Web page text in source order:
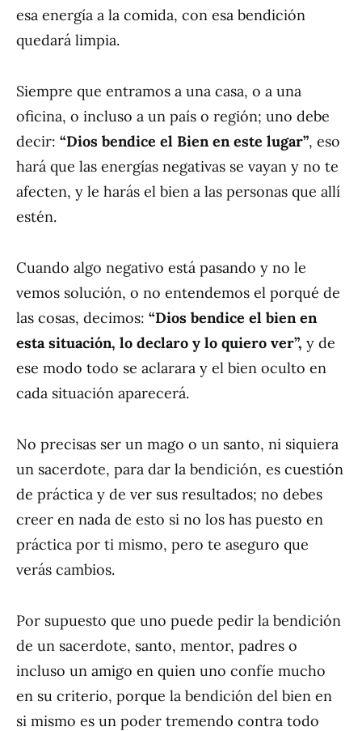
esa energía a la comida, con esa bendición
quedará limpia.
Siempre que entramos a una casa, o a una
oficina, o incluso a un país o región; uno debe
decir: “Dios bendice el Bien en este lugar”, eso
hará que las energías negativas se vayan y no te
afecten, y le harás el bien a las personas que allí
estén.
Cuando algo negativo está pasando y no le
vemos solución, o no entendemos el porqué de
las cosas, decimos: “Dios bendice el bien en
esta situación, lo declaro y lo quiero ver”, y de
ese modo todo se aclarara y el bien oculto en
cada situación aparecerá.
No precisas ser un mago o un santo, ni siquiera
un sacerdote, para dar la bendición, es cuestión
de práctica y de ver sus resultados; no debes
creer en nada de esto si no los has puesto en
práctica por ti mismo, pero te aseguro que
verás cambios.
Por supuesto que uno puede pedir la bendición
de un sacerdote, santo, mentor, padres o
incluso un amigo en quien uno confíe mucho
en su criterio, porque la bendición del bien en
si mismo es un poder tremendo contra todo